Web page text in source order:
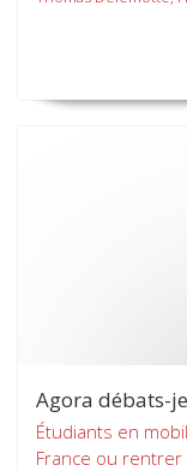
Agora débats-
Étudiants en
France ou rentrer